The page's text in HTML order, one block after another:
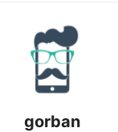
gorban